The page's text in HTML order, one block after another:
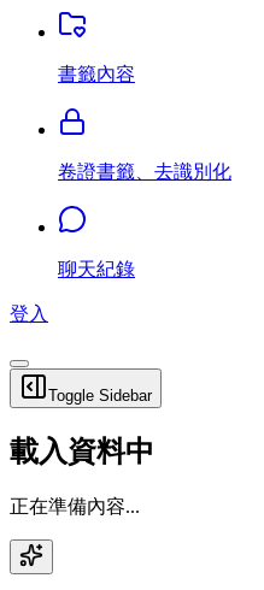
書籤內容
卷證書籤、去識別化
聊天紀錄
登入
Toggle Sidebar
載入資料中
正在準備內容...